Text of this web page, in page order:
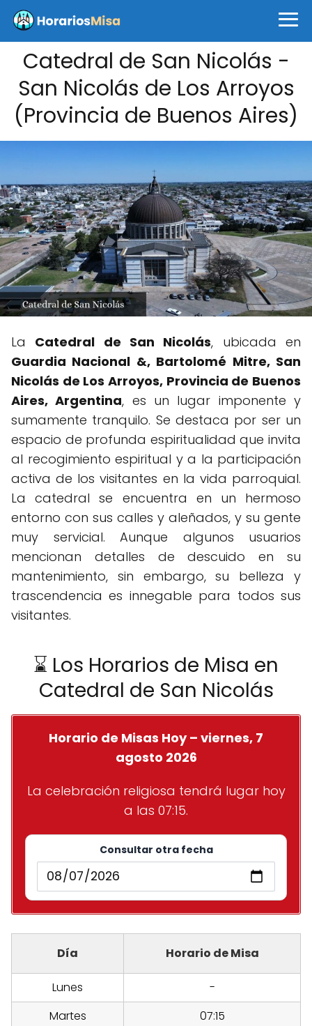
Catedral de San Nicolás -
San Nicolás de Los Arroyos
(Provincia de Buenos Aires)
La Catedral de San Nicolás, ubicada en
Guardia Nacional &, Bartolomé Mitre, San
Nicolás de Los Arroyos, Provincia de Buenos
Aires, Argentina, es un lugar imponente y
sumamente tranquilo. Se destaca por ser un
espacio de profunda espiritualidad que invita
al recogimiento espiritual y a la participación
activa de los visitantes en la vida parroquial.
La catedral se encuentra en un hermoso
entorno con sus calles y aleñados, y su gente
muy servicial. Aunque algunos usuarios
mencionan detalles de descuido en su
mantenimiento, sin embargo, su belleza y
trascendencia es innegable para todos sus
visitantes.
⌛ Los Horarios de Misa en
Catedral de San Nicolás
Horario de Misas Hoy – viernes, 7
agosto 2026
La celebración religiosa tendrá lugar hoy
a las 07:15.
Consultar otra fecha
Día Horario de Misa
Lunes
-
Martes
07:15